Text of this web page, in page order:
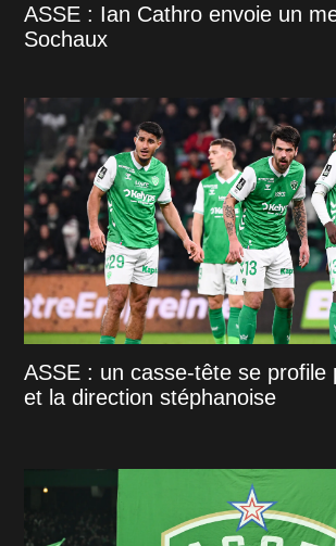
ASSE : Ian Cathro envoie un
Sochaux
ASSE : un casse-tête se profile
et la direction stéphanoise